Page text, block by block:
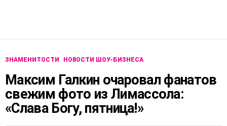
ЗНАМЕНИТОСТИ НОВОСТИ ШОУ-БИЗНЕСА
Максим Галкин очаровал фанатов
свежим фото из Лимассола:
«Слава Богу, пятница!»